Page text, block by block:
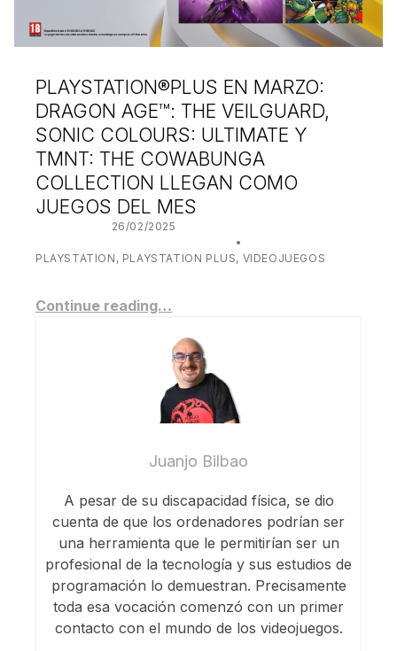
PLAYSTATION®PLUS EN MARZO:
DRAGON AGE™: THE VEILGUARD,
SONIC COLOURS: ULTIMATE Y
TMNT: THE COWABUNGA
COLLECTION LLEGAN COMO
JUEGOS DEL MES
26/02/2025
PLAYSTATION , PLAYSTATION PLUS, VIDEOJUEGOS
Continue reading…
Juanjo Bilbao
A pesar de su discapacidad física, se dio
cuenta de que los ordenadores podrían ser
una herramienta que le permitirían ser un
profesional de la tecnología y sus estudios de
programación lo demuestran. Precisamente
toda esa vocación comenzó con un primer
contacto con el mundo de los videojuegos.